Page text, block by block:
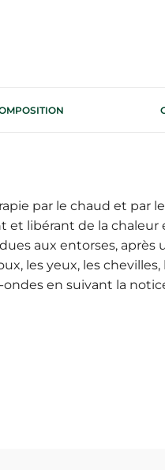
par le chaud et par
et libérant de la
aux entorses, après
les yeux, les
en suivant la